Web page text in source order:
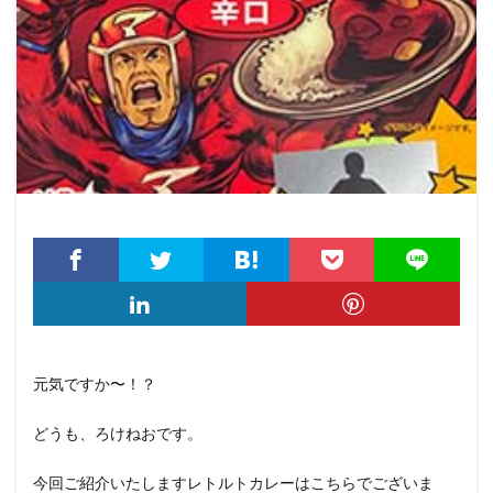
元気ですか〜！？
どうも、ろけねおです。
今回ご紹介いたしますレトルトカレーはこちらでございま